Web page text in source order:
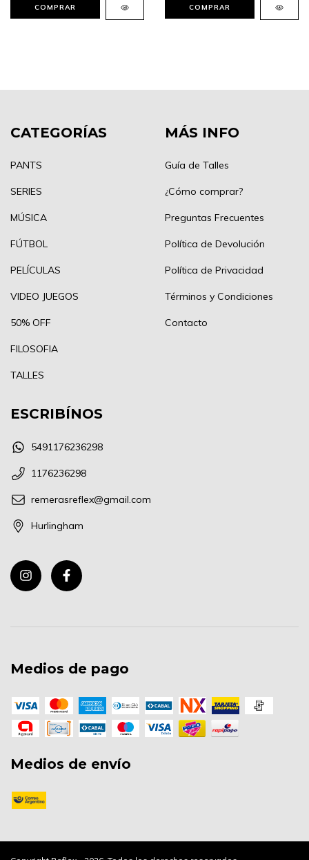
COMPRAR COMPRAR
CATEGORÍAS
PANTS
SERIES
MÚSICA
FÚTBOL
PELÍCULAS
VIDEO JUEGOS
50% OFF
FILOSOFIA
TALLES
MÁS INFO
Guía de Talles
¿Cómo comprar?
Preguntas Frecuentes
Política de Devolución
Política de Privacidad
Términos y Condiciones
Contacto
ESCRIBÍNOS
5491176236298
1176236298
remerasreflex@gmail.com
Hurlingham
Medios de pago
Medios de envío